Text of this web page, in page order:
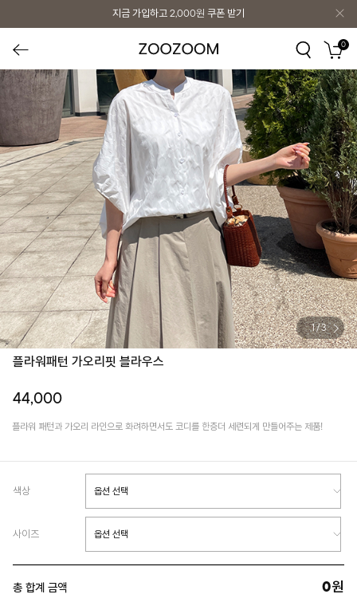
지금 가입하고 2,000원 쿠폰 받기
0
1/3
플라워패턴 가오리핏 블라우스
44,000
플라워 패턴과 가오리 라인으로 화려하면서도 코디를 한층더 세련되게 만들어주는 제품!
색상
사이즈
총 합계 금액 0원